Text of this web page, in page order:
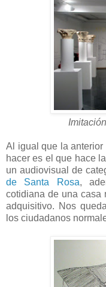
Al igual que la
hacer es el que hace
un audiovisual de
de Santa Rosa,
cotidiana de una casa
adquisitivo. Nos
los ciudadanos